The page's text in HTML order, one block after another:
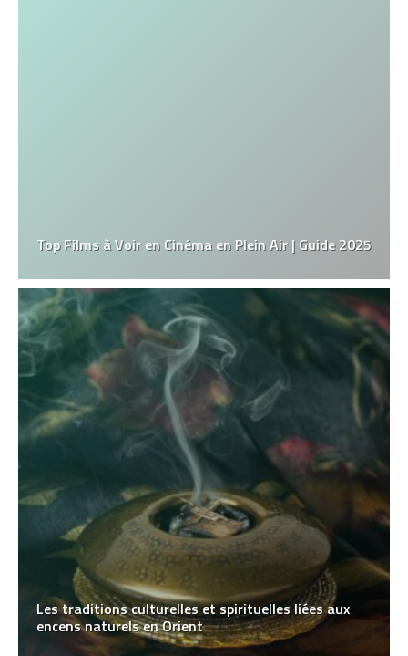
Top Films à Voir en Cinéma en Plein Air | Guide 2025
Les traditions culturelles et spirituelles liées aux
encens naturels en Orient